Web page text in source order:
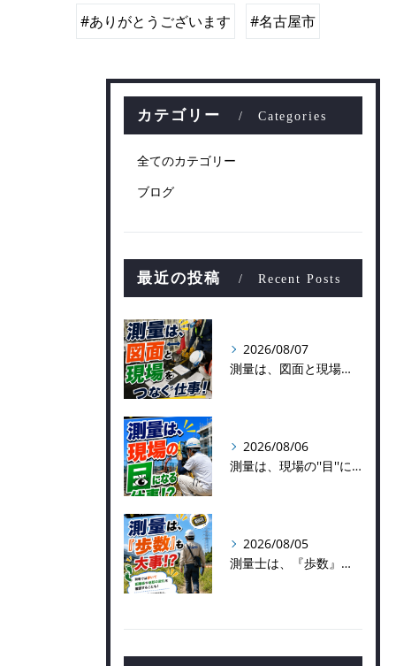
#ありがとうございます #名古屋市
カテゴリー Categories
全てのカテゴリー
ブログ
最近の投稿 Recent Posts
2026/08/07
測量は、図面と現場をつなぐ仕事！
2026/08/06
測量は、現場の''目''になる仕事！？
2026/08/05
測量士は、『歩数』も大事！？